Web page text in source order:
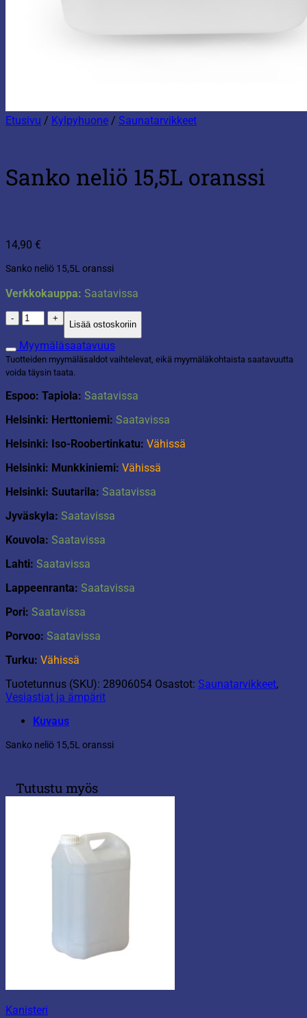
Etusivu / Kylpyhuone / Saunatarvikkeet
Sanko neliö 15,5L oranssi
14,90 €
Sanko neliö 15,5L oranssi
Verkkokauppa: Saatavissa
Sanko
neliö
15,5L
oranssi
määrä
Lisää ostoskoriin
Myymäläsaatavuus
Tuotteiden myymäläsaldot vaihtelevat, eikä myymäläkohtaista saatavuutta
voida täysin taata.
Espoo: Tapiola: Saatavissa
Helsinki: Herttoniemi: Saatavissa
Helsinki: Iso-Roobertinkatu: Vähissä
Helsinki: Munkkiniemi: Vähissä
Helsinki: Suutarila: Saatavissa
Jyväskyla: Saatavissa
Kouvola: Saatavissa
Lahti: Saatavissa
Lappeenranta: Saatavissa
Pori: Saatavissa
Porvoo: Saatavissa
Turku: Vähissä
Tuotetunnus (SKU): 28906054 Osastot: Saunatarvikkeet,
Vesiastiat ja ämpärit
Kuvaus
Sanko neliö 15,5L oranssi
Tutustu myös
Kanisteri